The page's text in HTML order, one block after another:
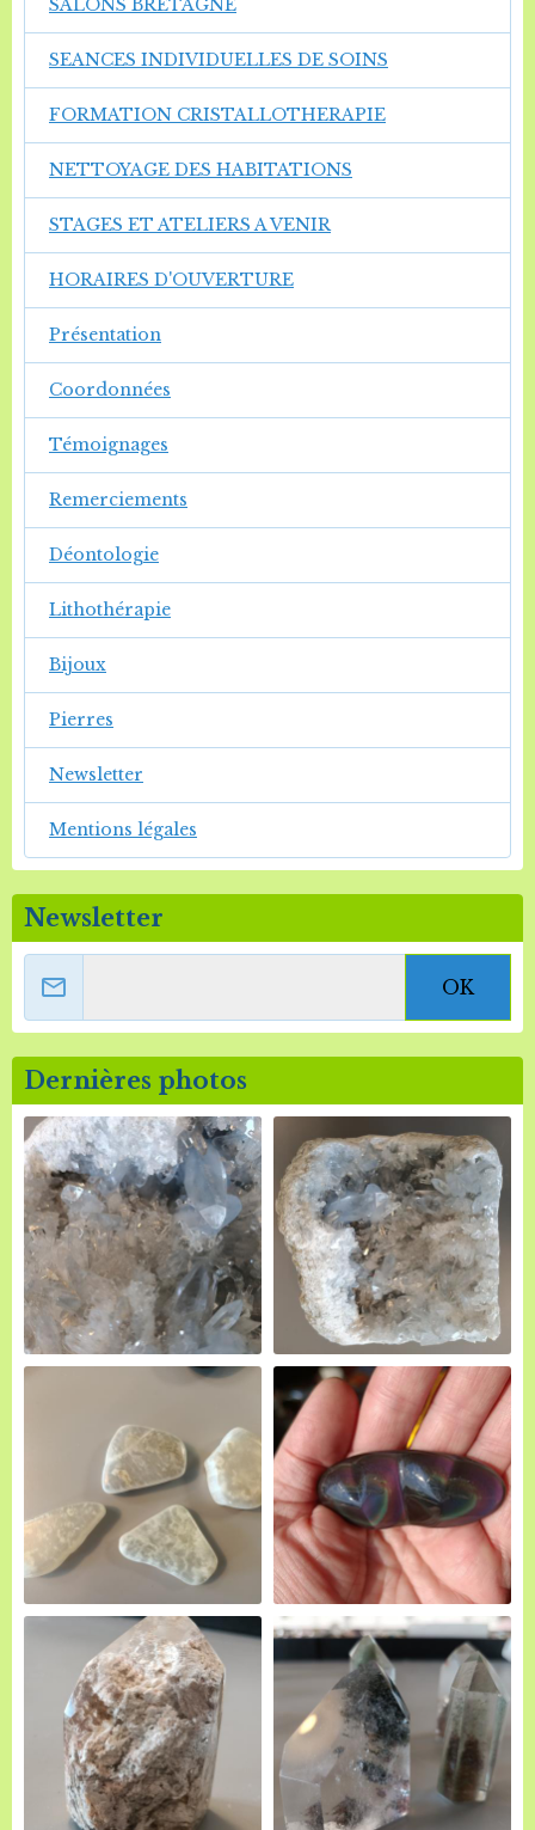
SALONS BRETAGNE
SEANCES INDIVIDUELLES DE SOINS
FORMATION CRISTALLOTHERAPIE
NETTOYAGE DES HABITATIONS
STAGES ET ATELIERS A VENIR
HORAIRES D'OUVERTURE
Présentation
Coordonnées
Témoignages
Remerciements
Déontologie
Lithothérapie
Bijoux
Pierres
Newsletter
Mentions légales
Newsletter
OK
Dernières photos